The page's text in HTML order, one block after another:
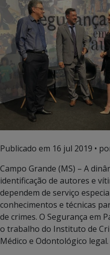
Publicado em 16 jul 2019 •
Campo Grande (MS) – A
identificação de autores e
dependem de serviço
conhecimentos e técnicas
de crimes. O Segurança em
o trabalho do Instituto de
Médico e Odontológico legal.